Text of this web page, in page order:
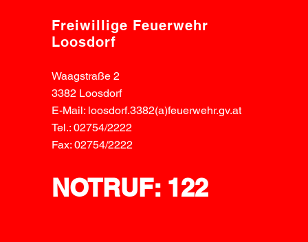
Freiwillige Feuerwehr
Loosdorf
Waagstraße 2
3382 Loosdorf
E-Mail: loosdorf.3382(a)feuerwehr.gv.at
Tel.: 02754/2222
Fax: 02754/2222
NOTRUF: 122